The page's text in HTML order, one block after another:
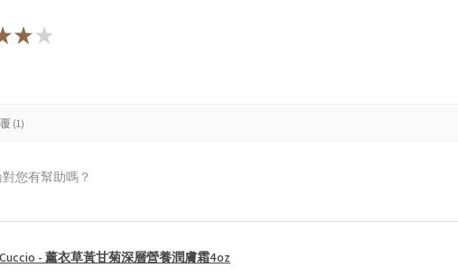
★★
(1)
您有幫助嗎？
Cuccio - 薰衣草黃甘菊深層營養潤膚霜4oz